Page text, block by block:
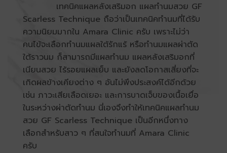
เทคนิคแผลหลังเสริมอก แผลทำนมสวย GF
Scarless Technique ถือว่าเป็นเทคนิคทำนมที่ได้รับ
ความนิยมมากใน Amara Clinic ครับ เพราะไม่ว่า
คนไข้จะเลือกทำนมแผลใต้รักแร้ หรือทำนมแผลผ่าตัด
ใต้ราวนม ก็สามารถมีแผลทำนม แผลหลังเสริมอกที่
เนียนสวย ไร้รอยแผลเย็บ และยังลดโอกาสเสี่ยงที่จะ
เกิดผลข้างเคียงต่าง ๆ อันไม่พึงประสงค์ได้อีกด้วย
เช่น ภาวะเสียเลือดเยอะ และการบาดเจ็บของเนื้อเยื่อ
ในระหว่างผ่าตัดทำนม นี่เองจึงทำให้เทคนิคแผลทำนม
สวย GF Scarless Technique เป็นอีกหนึ่งทาง
เลือกสำหรับสาว ๆ ที่สนใจทำนมที่ Amara Clinic
ครับ